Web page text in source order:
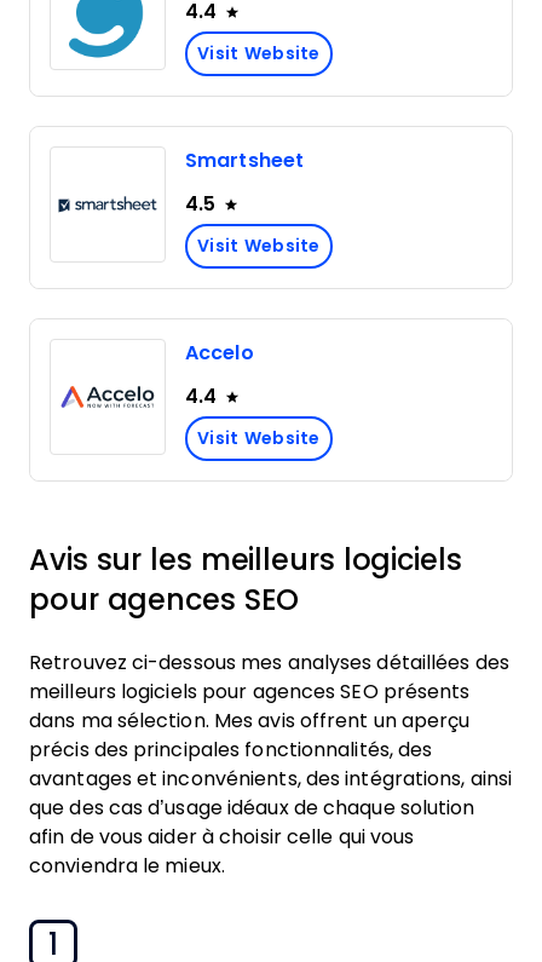
4.4
Visit Website
Smartsheet
4.5
Visit Website
Accelo
4.4
Visit Website
Avis sur les meilleurs logiciels
pour agences SEO
Retrouvez ci-dessous mes analyses détaillées des
meilleurs logiciels pour agences SEO présents
dans ma sélection. Mes avis offrent un aperçu
précis des principales fonctionnalités, des
avantages et inconvénients, des intégrations, ainsi
que des cas d’usage idéaux de chaque solution
afin de vous aider à choisir celle qui vous
conviendra le mieux.
1